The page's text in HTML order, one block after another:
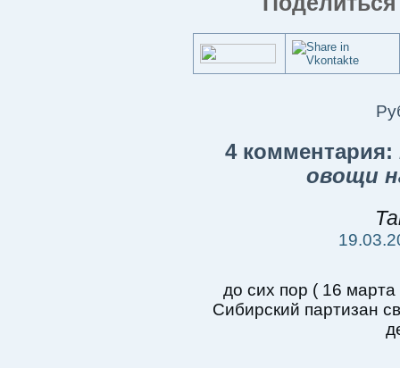
4 комментария:
овощи
до сих пор ( 16
Сибирский партизан